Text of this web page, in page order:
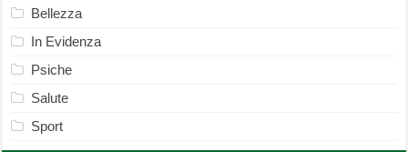
Bellezza
In Evidenza
Psiche
Salute
Sport